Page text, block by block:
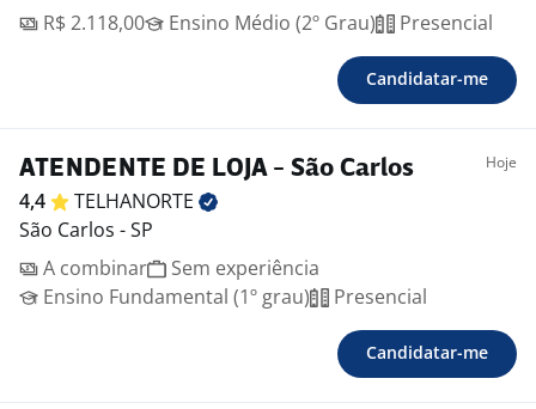
R$ 2.118,00
Ensino Médio (2º Grau) Presencial
Candidatar-me
ATENDENTE DE LOJA - São Carlos Hoje
4,4
TELHANORTE
São Carlos - SP
A combinar
Sem experiência
Ensino Fundamental (1º grau)
Presencial
Candidatar-me